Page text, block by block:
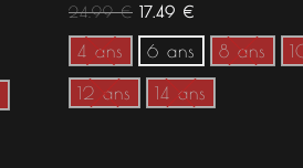
24.99€ 17.49 €
4 ans 6 ans 8 ans
12 ans 14 ans